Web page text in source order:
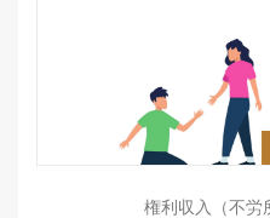
権利収入（不労